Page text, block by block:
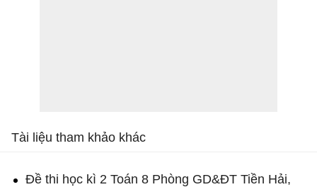
Tài liệu tham khảo khác
Đề thi học kì 2 Toán 8 Phòng GD&ĐT Tiền Hải,